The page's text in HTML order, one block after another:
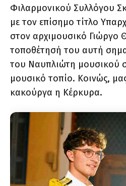
Φιλαρμονικού Συλλόγου
με τον επίσημο τίτλο
στον αρχιμουσικό Γιώργο
τοποθέτησή του αυτή
του Ναυπλιώτη μουσικού
μουσικό τοπίο. Κοινώς,
κακούργα η Κέρκυρα.